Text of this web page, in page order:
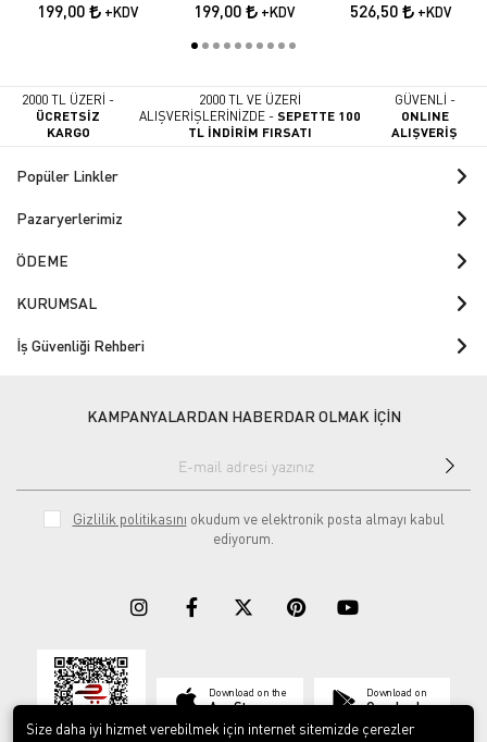
199,00 +KDV 199,00 +KDV 526,50 +KDV
2000 TL ÜZERİ -
ÜCRETSİZ
KARGO
2000 TL VE ÜZERİ
ALIŞVERİŞLERİNİZDE -SEPETTE 100
TL İNDİRİM FIRSATI
GÜVENLİ -
ONLINE
ALIŞVERİŞ
Popüler Linkler
Pazaryerlerimiz
ÖDEME
KURUMSAL
İş Güvenliği Rehberi
KAMPANYALARDAN HABERDAR OLMAK İÇİN
Gizlilik politikasını okudum ve elektronik posta almayı kabul
ediyorum.
Download on the
App Store
Download on
Google play
Size daha iyi hizmet verebilmek için internet sitemizde çerezler